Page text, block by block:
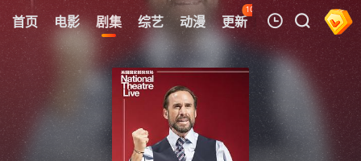
首页 电影 剧集 综艺 动漫 更新
106
热榜 APP
我的观影记录